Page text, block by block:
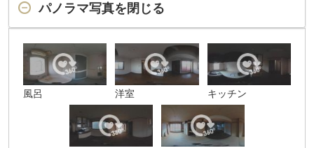
パノラマ写真を閉じる
風呂 洋室 キッチン